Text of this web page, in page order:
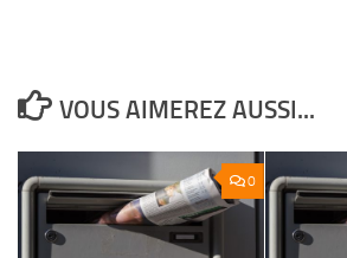
VOUS AIMEREZ AUSSI...
0